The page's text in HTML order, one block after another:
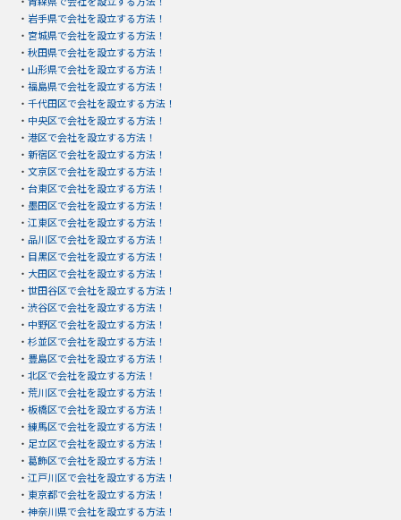
・ 岩手県で会社を設立する方法！
・ 宮城県で会社を設立する方法！
・ 秋田県で会社を設立する方法！
・ 山形県で会社を設立する方法！
・ 福島県で会社を設立する方法！
・ 千代田区で会社を設立する方法！
・ 中央区で会社を設立する方法！
・ 港区で会社を設立する方法！
・ 新宿区で会社を設立する方法！
・ 文京区で会社を設立する方法！
・ 台東区で会社を設立する方法！
・ 墨田区で会社を設立する方法！
・ 江東区で会社を設立する方法！
・ 品川区で会社を設立する方法！
・ 目黒区で会社を設立する方法！
・ 大田区で会社を設立する方法！
・ 世田谷区で会社を設立する方法！
・ 渋谷区で会社を設立する方法！
・ 中野区で会社を設立する方法！
・ 杉並区で会社を設立する方法！
・ 豊島区で会社を設立する方法！
・ 北区で会社を設立する方法！
・ 荒川区で会社を設立する方法！
・ 板橋区で会社を設立する方法！
・ 練馬区で会社を設立する方法！
・ 足立区で会社を設立する方法！
・ 葛飾区で会社を設立する方法！
・ 江戸川区で会社を設立する方法！
・ 東京都で会社を設立する方法！
・ 神奈川県で会社を設立する方法！